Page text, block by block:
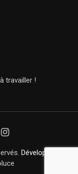
travailler !
Développement